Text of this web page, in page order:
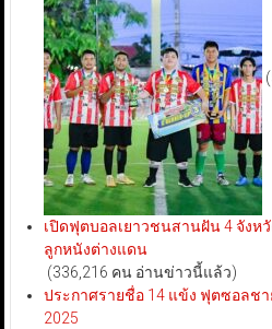
เปิดฟุตบอลเยาวชนสานฝัน 4 จังห
ลูกหนังต่างแดน
(336,216 คน อ่านข่าวนี้แล้ว)
ประกาศรายชื่อ 14 แข้ง ฟุตซอลช
2025